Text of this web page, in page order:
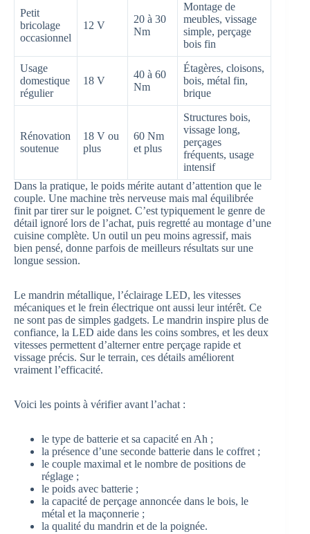
Petit
bricolage
occasionnel
12 V
20 à 30
Nm
Montage de
meubles, vissage
simple, perçage
bois fin
Usage
domestique
régulier
18 V
40 à 60
Nm
Étagères, cloisons,
bois, métal fin,
brique
Rénovation
soutenue
18 V ou
plus
60 Nm
et plus
Structures bois,
vissage long,
perçages
fréquents, usage
intensif
Dans la pratique, le poids mérite autant d’attention que le
couple. Une machine très nerveuse mais mal équilibrée
finit par tirer sur le poignet. C’est typiquement le genre de
détail ignoré lors de l’achat, puis regretté au montage d’une
cuisine complète. Un outil un peu moins agressif, mais
bien pensé, donne parfois de meilleurs résultats sur une
longue session.
Le mandrin métallique, l’éclairage LED, les vitesses
mécaniques et le frein électrique ont aussi leur intérêt. Ce
ne sont pas de simples gadgets. Le mandrin inspire plus de
confiance, la LED aide dans les coins sombres, et les deux
vitesses permettent d’alterner entre perçage rapide et
vissage précis. Sur le terrain, ces détails améliorent
vraiment l’efficacité.
Voici les points à vérifier avant l’achat :
le type de batterie et sa capacité en Ah ;
la présence d’une seconde batterie dans le coffret ;
le couple maximal et le nombre de positions de
réglage ;
le poids avec batterie ;
la capacité de perçage annoncée dans le bois, le
métal et la maçonnerie ;
la qualité du mandrin et de la poignée.